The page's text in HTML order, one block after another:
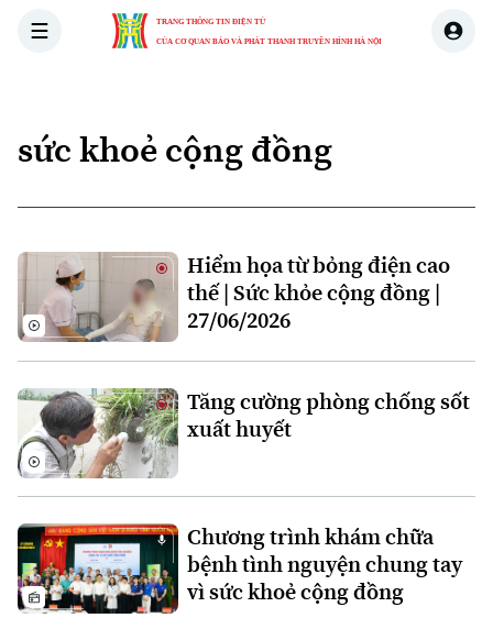
TRANG THÔNG TIN ĐIỆN TỬ
CỦA CƠ QUAN BÁO VÀ PHÁT THANH TRUYỀN HÌNH HÀ NỘI
Xu hướng
sức khoẻ cộng đồng
Hiểm họa từ bỏng điện cao
thế | Sức khỏe cộng đồng |
27/06/2026
Tăng cường phòng chống sốt
xuất huyết
Chương trình khám chữa
bệnh tình nguyện chung tay
vì sức khoẻ cộng đồng